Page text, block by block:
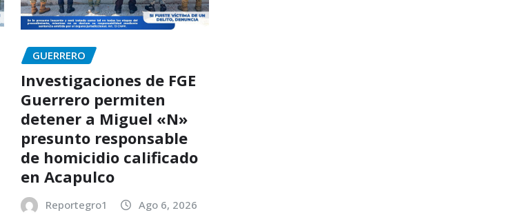
GUERRERO
Investigaciones de FGE
Guerrero permiten
detener a Miguel «N»
presunto responsable
de homicidio calificado
en Acapulco
Reportegro1 Ago 6, 2026